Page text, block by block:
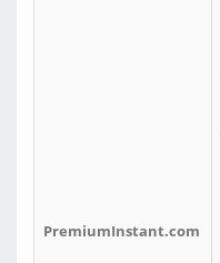
PremiumInstant.com